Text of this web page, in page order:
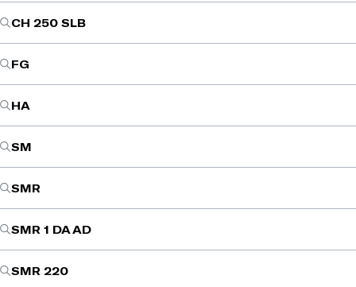
CH 250 SLB
FG
HA
SM
SMR
SMR 1 DA AD
SMR 220